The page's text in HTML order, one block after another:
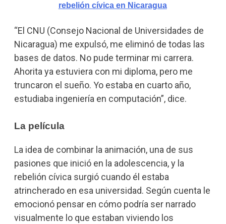
rebelión cívica en Nicaragua
“El CNU (Consejo Nacional de Universidades de
Nicaragua) me expulsó, me eliminó de todas las
bases de datos. No pude terminar mi carrera.
Ahorita ya estuviera con mi diploma, pero me
truncaron el sueño. Yo estaba en cuarto año,
estudiaba ingeniería en computación”, dice.
La película
La idea de combinar la animación, una de sus
pasiones que inició en la adolescencia, y la
rebelión cívica surgió cuando él estaba
atrincherado en esa universidad. Según cuenta le
emocionó pensar en cómo podría ser narrado
visualmente lo que estaban viviendo los